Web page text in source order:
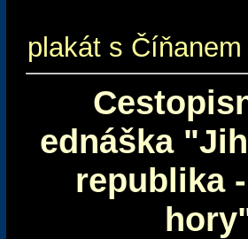
plakát s
ednáška
republika